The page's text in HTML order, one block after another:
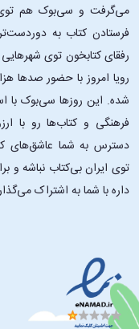
می‌گرفت و سی‌بوک هم
فرستادن کتاب به
رفقای کتابخون توی
رویا امروز با حضور صدها
شده. این ‌روزها سی‌بوک با
فرهنگی و کتاب‌ها رو با
دسترس به شما عاشق‌های
توی ایران بی‌کتاب نباشه و
داره با شما به اشتراک